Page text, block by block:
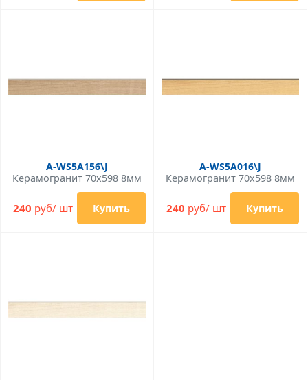
A-WS5A156\J
Керамогранит 70x598 8мм
240 руб/ шт Купить
A-WS5A016\J
Керамогранит 70x598 8мм
240 руб/ шт Купить